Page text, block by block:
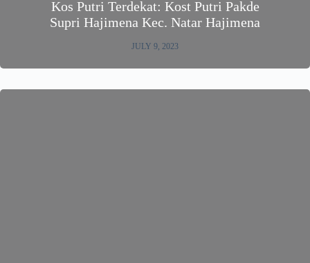
Kos Putri Terdekat: Kost Putri Pakde
Supri Hajimena Kec. Natar Hajimena
JULY 9, 2023